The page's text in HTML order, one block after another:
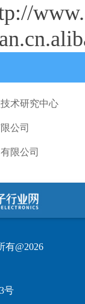
术研究中心
公司
限公司
有@2026
号